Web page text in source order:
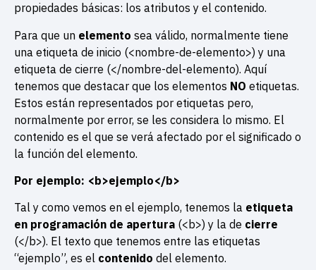
propiedades básicas: los atributos y el contenido.
Para que un elemento sea válido, normalmente tiene
una etiqueta de inicio (<nombre-de-elemento>) y una
etiqueta de cierre (</nombre-del-elemento). Aquí
tenemos que destacar que los elementos NO etiquetas.
Estos están representados por etiquetas pero,
normalmente por error, se les considera lo mismo. El
contenido es el que se verá afectado por el significado o
la función del elemento.
Por ejemplo: <b>ejemplo</b>
Tal y como vemos en el ejemplo, tenemos la etiqueta
en programación de apertura (<b>) y la de cierre
(</b>). El texto que tenemos entre las etiquetas
“ejemplo”, es el contenido del elemento.